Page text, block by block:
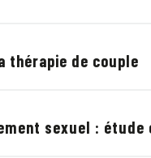
thérapie de couple
sexuel :